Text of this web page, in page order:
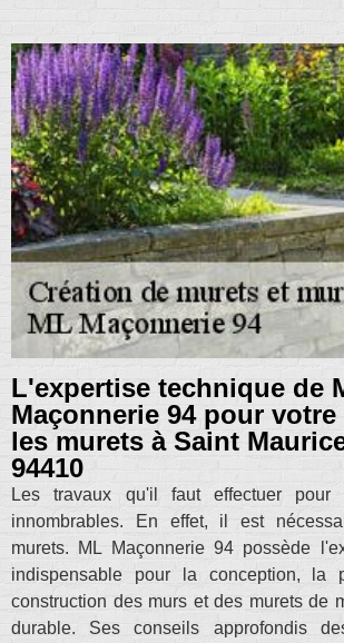
L'expertise technique de
Maçonnerie 94 pour
les murets à Saint
94410
Les travaux qu'il faut effectuer pour
innombrables. En effet, il est
murets. ML Maçonnerie 94 possède
indispensable pour la conception, la
construction des murs et des murets de
durable. Ses conseils approfondis